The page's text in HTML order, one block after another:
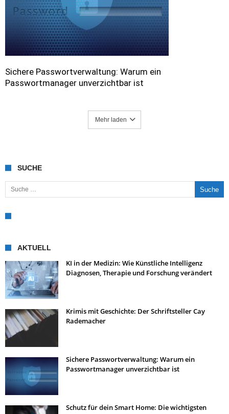
Sichere Passwortverwaltung: Warum ein
Passwortmanager unverzichtbar ist
Mehr laden
SUCHE
Suche nach:
AKTUELL
KI in der Medizin: Wie Künstliche Intelligenz
Diagnosen, Therapie und Forschung verändert
Krimis mit Geschichte: Der Schriftsteller Cay
Rademacher
Sichere Passwortverwaltung: Warum ein
Passwortmanager unverzichtbar ist
Schutz für dein Smart Home: Die wichtigsten